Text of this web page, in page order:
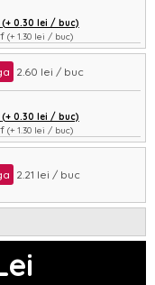
(+ 0.30 lei / buc)
(+ 1.30 lei / buc)
0.35 lei / buc)
2.60 lei / buc
(+ 0.30 lei / buc)
(+ 1.30 lei / buc)
0.35 lei / buc)
2.21 lei / buc